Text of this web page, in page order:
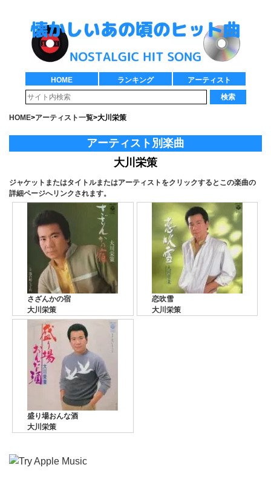
HOME ランキング
アーティスト
検索
HOME>アーティスト一覧>大川栄策
アーティスト別楽曲
大川栄策
ジャケットまたはタイトルまたはアーティストをクリックするとこの楽曲の
詳細ページへリンクされます。
さざんかの宿
大川栄策
恋吹雪
大川栄策
盛り場おんな酒
大川栄策